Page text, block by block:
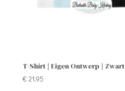
T-Shirt | Eigen Ontwerp | Zwart
€ 21,95